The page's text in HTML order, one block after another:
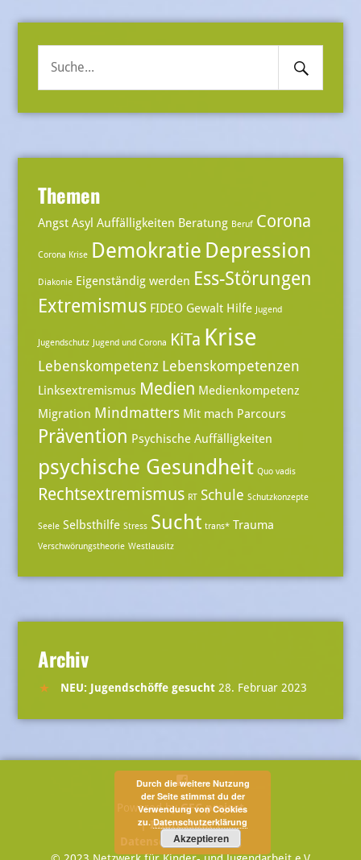
Suche
Search
Submit
Themen
Angst Asyl Auffälligkeiten Beratung Beruf Corona
Corona Krise Demokratie Depression
Diakonie Eigenständig werden Ess-Störungen
Extremismus FIDEO Gewalt Hilfe Jugend
Jugendschutz Jugend und Corona KiTa Krise
Lebenskompetenz Lebenskompetenzen
Linksextremismus Medien Medienkompetenz
Migration Mindmatters Mit mach Parcours
Prävention Psychische Auffälligkeiten
psychische Gesundheit Quo vadis
Rechtsextremismus RT Schule Schutzkonzepte
Seele Selbsthilfe Stress Sucht trans* Trauma
Verschwörungstheorie Westlausitz
Archiv
NEU: Jugendschöffe gesucht 28. Februar 2023
Menüeintrag
Powered byGFC project
| Impressum |
Datenschutzerklärung
Durch die weitere Nutzung
der Seite stimmst du der
Verwendung von Cookies
zu.Datenschutzerklärung
Akzeptieren